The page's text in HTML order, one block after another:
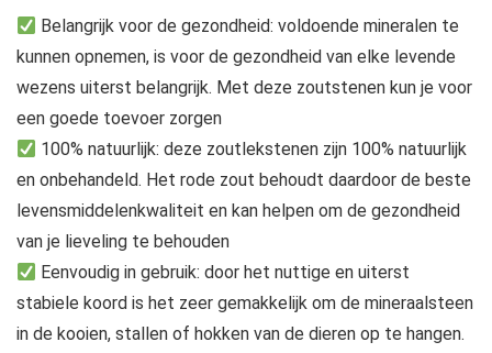
Belangrijk voor de gezondheid: voldoende mineralen te
kunnen opnemen, is voor de gezondheid van elke levende
wezens uiterst belangrijk. Met deze zoutstenen kun je voor
een goede toevoer zorgen
100% natuurlijk: deze zoutlekstenen zijn 100% natuurlijk
en onbehandeld. Het rode zout behoudt daardoor de beste
levensmiddelenkwaliteit en kan helpen om de gezondheid
van je lieveling te behouden
Eenvoudig in gebruik: door het nuttige en uiterst
stabiele koord is het zeer gemakkelijk om de mineraalsteen
in de kooien, stallen of hokken van de dieren op te hangen.